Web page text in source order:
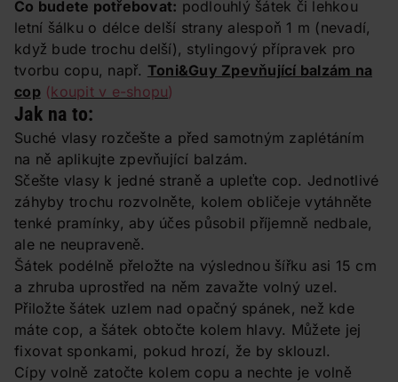
Co budete potřebovat: podlouhlý šátek či lehkou
letní šálku o délce delší strany alespoň 1 m (nevadí,
když bude trochu delší), stylingový přípravek pro
tvorbu copu, např. Toni&Guy Zpevňující balzám na
cop (koupit v e-shopu)
Jak na to:
Suché vlasy rozčešte a před samotným zaplétáním
na ně aplikujte zpevňující balzám.
Sčešte vlasy k jedné straně a upleťte cop. Jednotlivé
záhyby trochu rozvolněte, kolem obličeje vytáhněte
tenké pramínky, aby účes působil příjemně nedbale,
ale ne neupraveně.
Šátek podélně přeložte na výslednou šířku asi 15 cm
a zhruba uprostřed na něm zavažte volný uzel.
Přiložte šátek uzlem nad opačný spánek, než kde
máte cop, a šátek obtočte kolem hlavy. Můžete jej
fixovat sponkami, pokud hrozí, že by sklouzl.
Cípy volně zatočte kolem copu a nechte je volně